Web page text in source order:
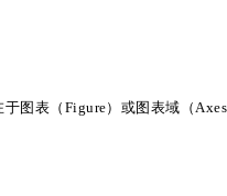
图表（ Figure）或图表域（